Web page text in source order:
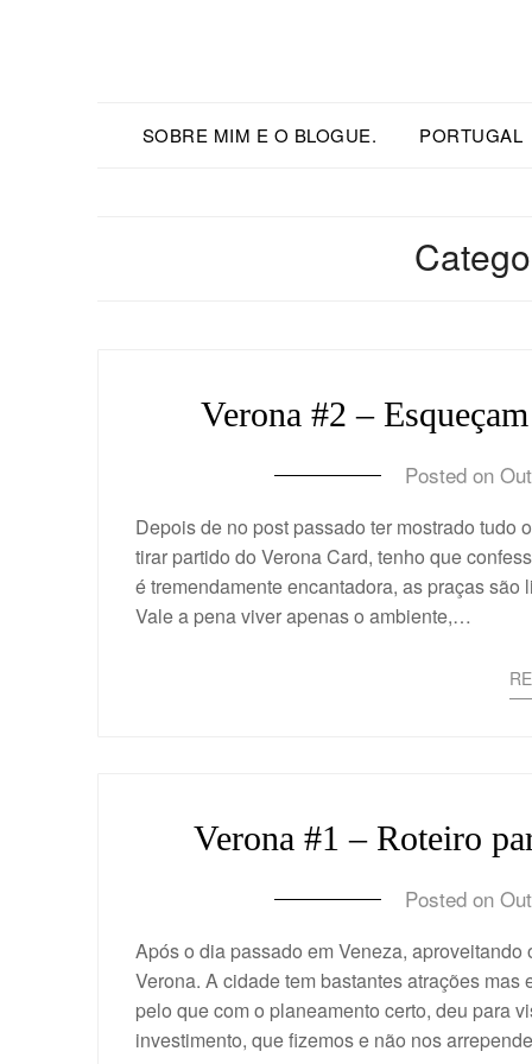
SOBRE MIM E O BLOGUE. PORTUGAL
Verona #2 –
Posted on
Depois de no post passado ter mostrado tudo
tirar partido do Verona Card, tenho que
é tremendamente encantadora, as praças
Vale a pena viver apenas o ambiente,…
Verona #1 – Roteiro
Posted on
Após o dia passado em Veneza,
Verona. A cidade tem bastantes atrações
pelo que com o planeamento certo, deu para
investimento, que fizemos e não nos